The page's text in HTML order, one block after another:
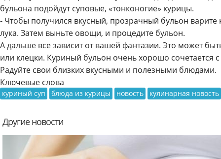
бульона подойдут суповые, «тонконогие» курицы.
- Чтобы получился вкусный, прозрачный бульон
лука. Затем выньте овощи, и процедите бульон.
А дальше все зависит от вашей фантазии. Это может
или клецки. Куриный бульон очень хорошо сочетается
Радуйте свои близких вкусными и полезными блюдами.
Ключевые слова
куриный суп блюда из курицы новость кулинарная новость
Другие новости